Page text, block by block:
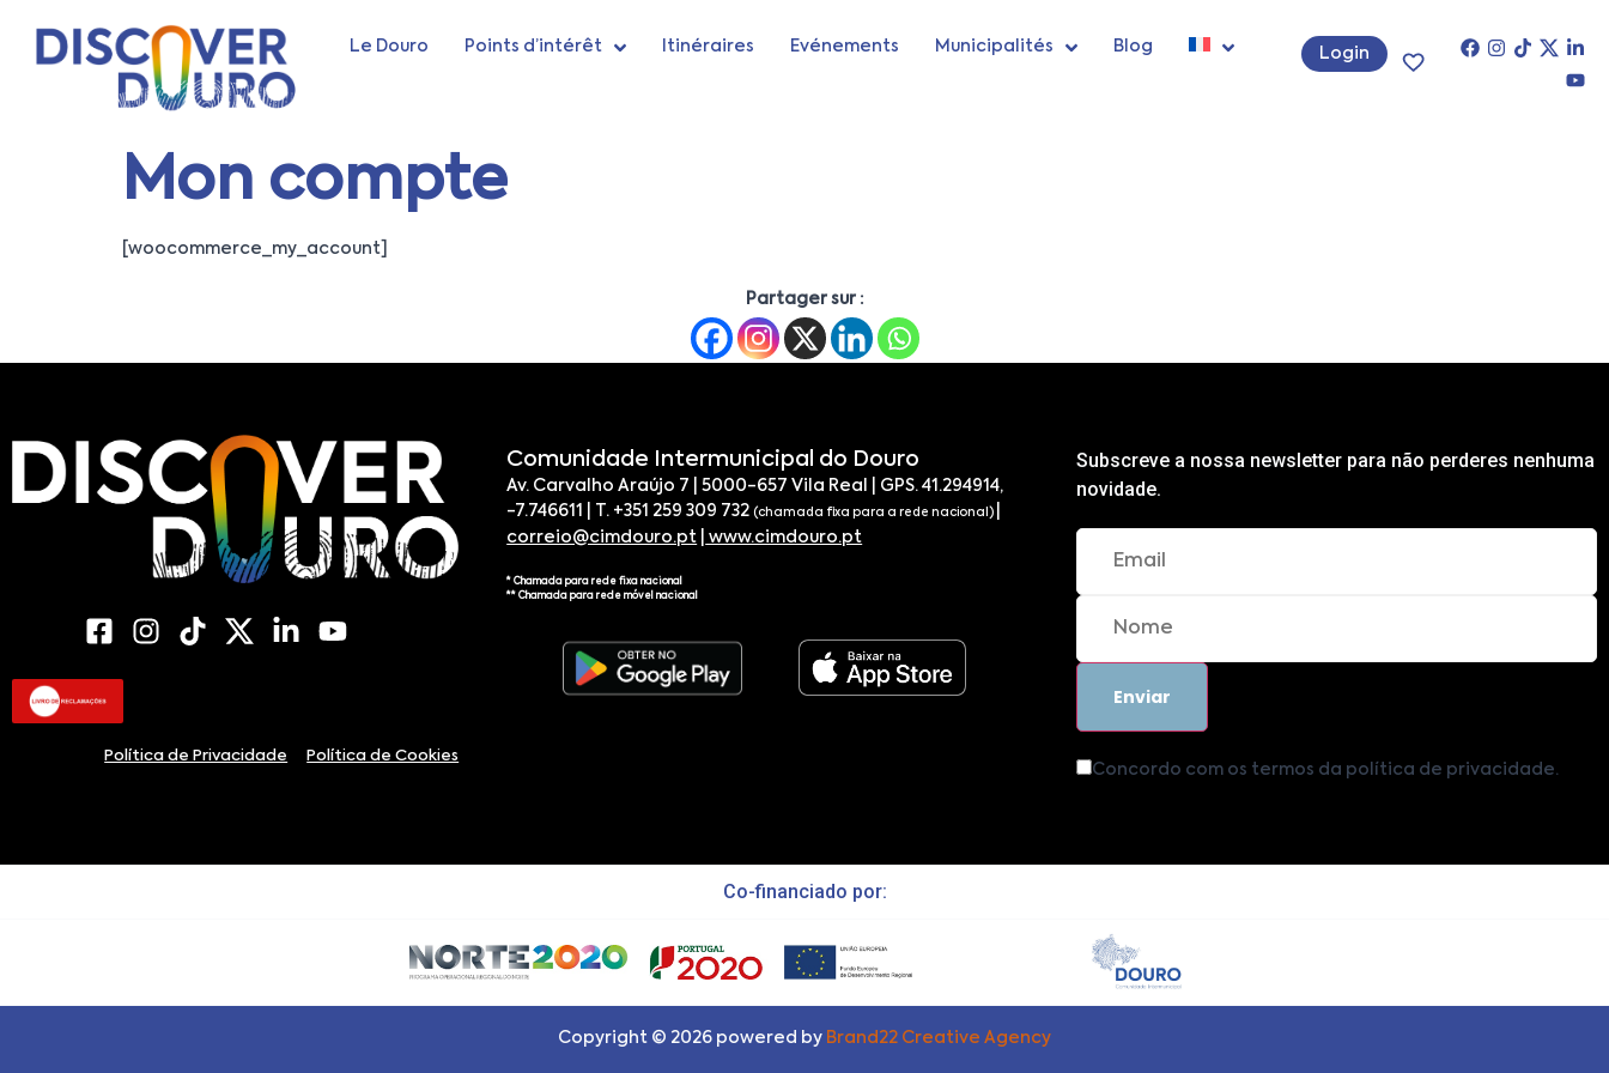
Le Douro Points d’intérêt Itinéraires Evénements Municipalités Blog Login
Mon compte
[woocommerce_my_account]
Partager sur :
Política de Privacidade Política de Cookies
Comunidade Intermunicipal do Douro
Av. Carvalho Araújo 7 | 5000-657 Vila Real | GPS. 41.294914,
-7.746611 | T. +351 259 309 732(chamada fixa para a rede nacional)
correio@cimdouro.pt
www.cimdouro.pt
* Chamada para rede fixa nacional
** Chamada para rede móvel nacional
Subscreve a nossa newsletter para não perderes nenhuma
novidade.
Concordo com os termos da política de privacidade.
Co-financiado por:
Copyright © 2026 powered by Brand22 Creative Agency